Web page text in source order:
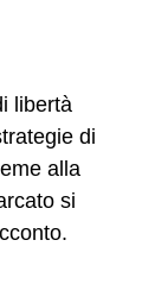
libertà
di
alla
si